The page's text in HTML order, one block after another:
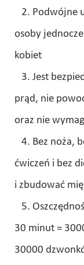
2. Podwójne
osoby
kobiet
3. Jest
prąd, nie
oraz nie
4. Bez noża,
ćwiczeń i bez
i zbudować
5.
30 minut =
30000